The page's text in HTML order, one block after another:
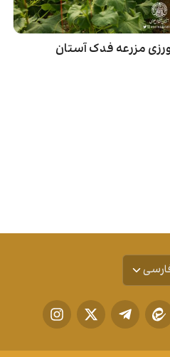
مزرعه فدک آستان